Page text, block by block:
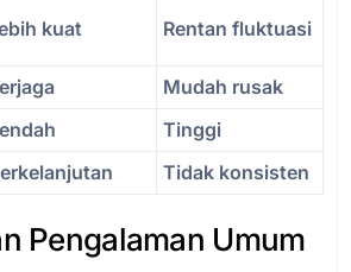
kuat Rentan fluktuasi
Mudah rusak
Tinggi
Tidak konsisten
Pengalaman Umum